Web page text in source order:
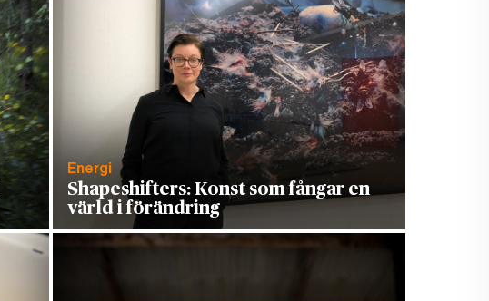
Energi
Shapeshifters: Konst som fångar en
värld i förändring